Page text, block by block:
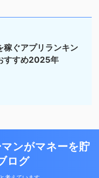
稼ぐアプリランキン
すすめ2025年
ンがマネーを貯
ログ